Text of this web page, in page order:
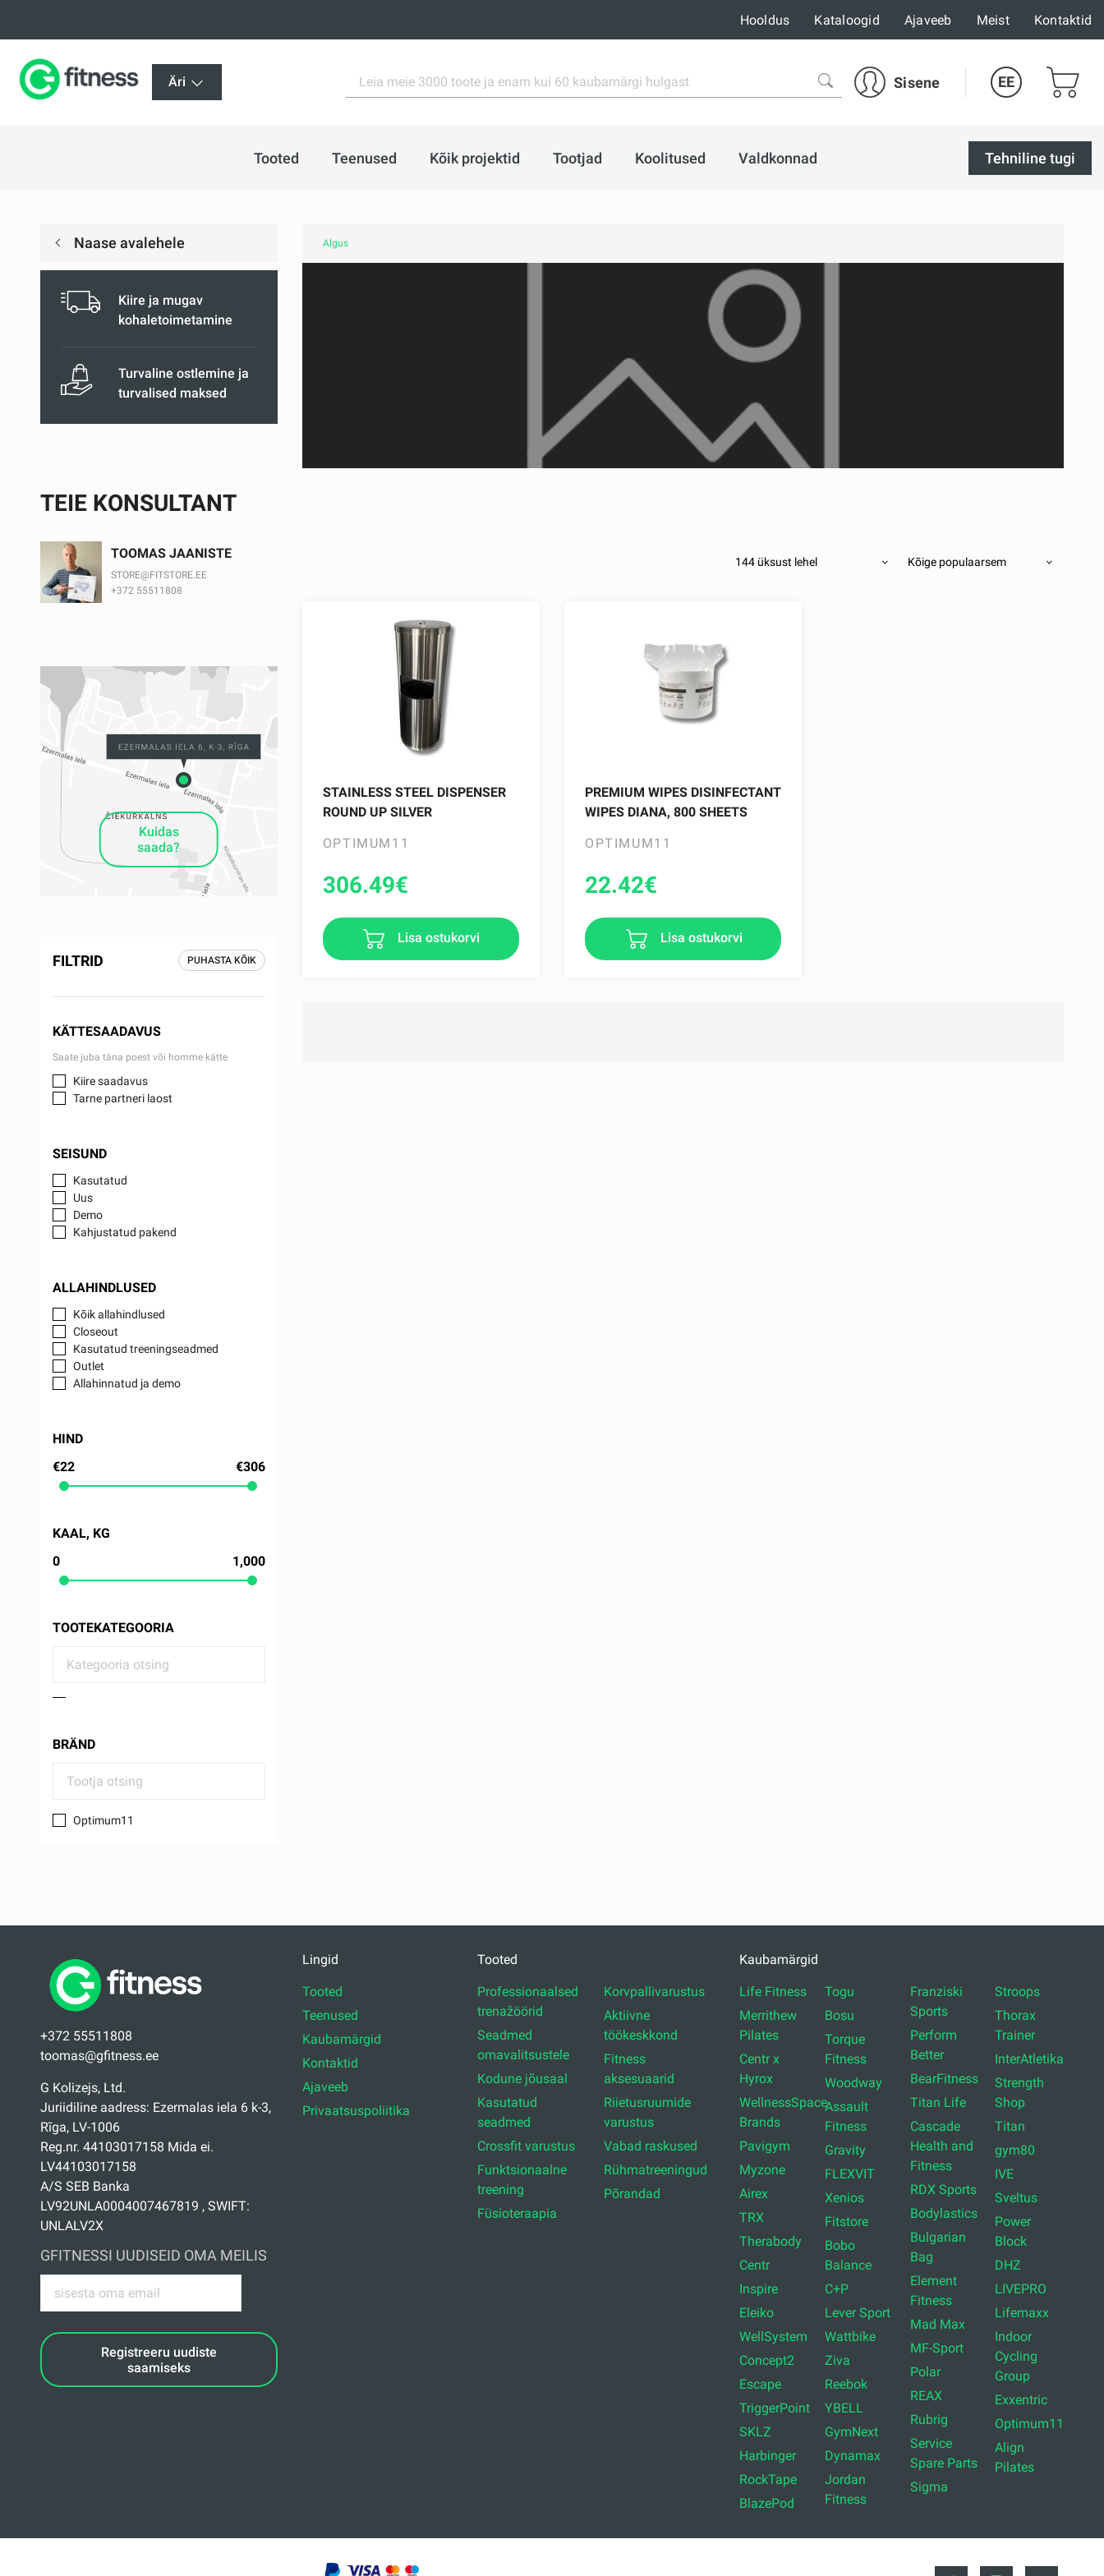
Hooldus Kataloogid Ajaveeb Meist Kontaktid
Äri Sisene EE
Tooted Teenused Kõik projektid Tootjad Koolitused Valdkonnad Tehniline tugi
Naase avalehele
Kiire ja mugav
kohaletoimetamine
Turvaline ostlemine ja
turvalised maksed
TEIE KONSULTANT
TOOMAS JAANISTE
STORE@FITSTORE.EE
+372 55511808
Kuidas
saada?
FILTRID PUHASTA KÕIK
KÄTTESAADAVUS
Saate juba täna poest või homme kätte
Kiire saadavus
Tarne partneri laost
SEISUND
Kasutatud
Uus
Demo
Kahjustatud pakend
ALLAHINDLUSED
Kõik allahindlused
Closeout
Kasutatud treeningseadmed
Outlet
Allahinnatud ja demo
HIND
€22
€306
KAAL, KG
0
1,000
TOOTEKATEGOORIA
BRÄND
Optimum11
Algus
144 üksust lehel Kõige populaarsem
STAINLESS STEEL DISPENSER
ROUND UP SILVER
OPTIMUM11
306.49€
Lisa ostukorvi
PREMIUM WIPES DISINFECTANT
WIPES DIANA, 800 SHEETS
OPTIMUM11
22.42€
Lisa ostukorvi
+372 55511808
toomas@gfitness.ee
G Kolizejs, Ltd.
Juriidiline aadress: Ezermalas iela 6 k-3,
Rīga, LV-1006
Reg.nr. 44103017158 Mida ei.
LV44103017158
A/S SEB Banka
LV92UNLA0004007467819 , SWIFT:
UNLALV2X
GFITNESSI UUDISEID OMA MEILIS
Registreeru uudiste
saamiseks
Lingid
Tooted
Teenused
Kaubamärgid
Kontaktid
Ajaveeb
Privaatsuspoliitika
Tooted
Professionaalsed
trenažöörid
Seadmed
omavalitsustele
Kodune jõusaal
Kasutatud
seadmed
Crossfit varustus
Funktsionaalne
treening
Füsioteraapia
Korvpallivarustus
Aktiivne
töökeskkond
Fitness
aksesuaarid
Riietusruumide
varustus
Vabad raskused
Rühmatreeningud
Põrandad
Kaubamärgid
Life Fitness
Merrithew
Pilates
Centr x
Hyrox
WellnessSpace
Brands
Pavigym
Myzone
Airex
TRX
Therabody
Centr
Inspire
Eleiko
WellSystem
Concept2
Escape
TriggerPoint
SKLZ
Harbinger
RockTape
BlazePod
Togu
Bosu
Torque
Fitness
Woodway
Assault
Fitness
Gravity
FLEXVIT
Xenios
Fitstore
Bobo
Balance
C+P
Lever Sport
Wattbike
Ziva
Reebok
YBELL
GymNext
Dynamax
Jordan
Fitness
Franziski
Sports
Perform
Better
BearFitness
Titan Life
Cascade
Health and
Fitness
RDX Sports
Bodylastics
Bulgarian
Bag
Element
Fitness
Mad Max
MF-Sport
Polar
REAX
Rubrig
Service
Spare Parts
Sigma
Stroops
Thorax
Trainer
InterAtletika
Strength
Shop
Titan
gym80
IVE
Sveltus
Power
Block
DHZ
LIVEPRO
Lifemaxx
Indoor
Cycling
Group
Exxentric
Optimum11
Align
Pilates